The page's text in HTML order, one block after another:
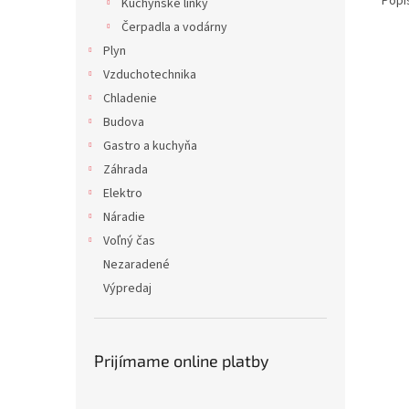
Kuchynské linky
Čerpadla a vodárny
Plyn
Vzduchotechnika
Chladenie
Budova
Gastro a kuchyňa
Záhrada
Elektro
Náradie
Voľný čas
Nezaradené
Výpredaj
Prijímame online platby